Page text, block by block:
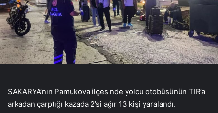
SAKARYA’nın Pamukova ilçesinde yolcu otobüsünün TIR’a
arkadan çarptığı kazada 2’si ağır 13 kişi yaralandı.